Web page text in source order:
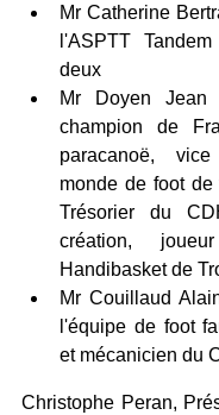
Mr Catherine
l'ASPTT
deux
Mr Doyen
champion de
paracanoë,
monde de foot
Trésorier du
création,
Handibasket de
Mr Couillaud
l'équipe de foot
et mécanicien du
Christophe Peran,